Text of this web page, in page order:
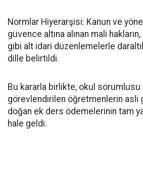
​Normlar Hiyerarşisi: Kanun ve
güvence altına alınan mali
gibi alt idari düzenlemelerle
dille belirtildi.
​Bu kararla birlikte, okul sorumlusu
görevlendirilen öğretmenlerin asli
doğan ek ders ödemelerinin tam
hale geldi.